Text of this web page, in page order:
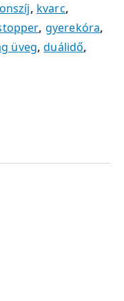
, kvarc,
, gyerekóra,
üveg,duálidő,